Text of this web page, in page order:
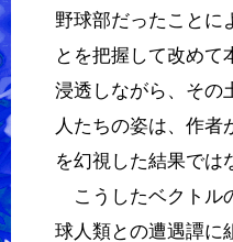
野球部だったことに
とを把握して改めて
浸透しながら、その
人たちの姿は、作者
を幻視した結果では
こうしたベクトル
球人類との遭遇譚に